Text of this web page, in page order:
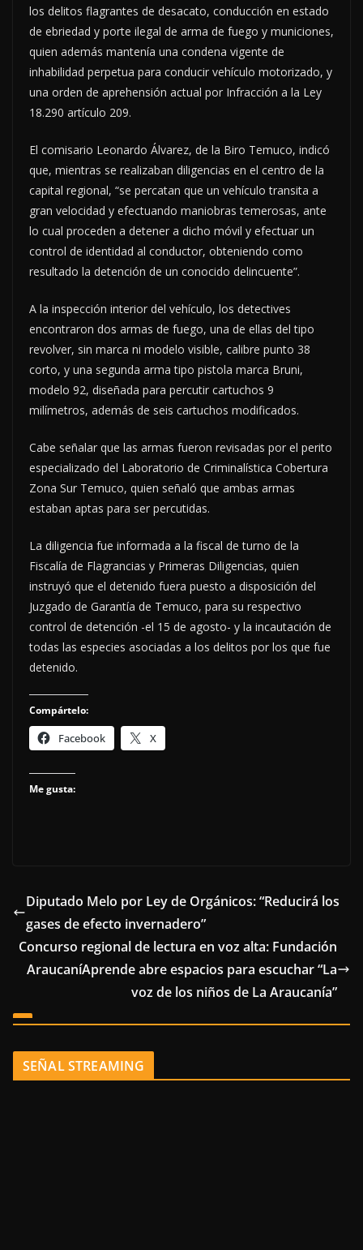
los delitos flagrantes de desacato, conducción en estado
de ebriedad y porte ilegal de arma de fuego y municiones,
quien además mantenía una condena vigente de
inhabilidad perpetua para conducir vehículo motorizado, y
una orden de aprehensión actual por Infracción a la Ley
18.290 artículo 209.
El comisario Leonardo Álvarez, de la Biro Temuco, indicó
que, mientras se realizaban diligencias en el centro de la
capital regional, “se percatan que un vehículo transita a
gran velocidad y efectuando maniobras temerosas, ante
lo cual proceden a detener a dicho móvil y efectuar un
control de identidad al conductor, obteniendo como
resultado la detención de un conocido delincuente”.
A la inspección interior del vehículo, los detectives
encontraron dos armas de fuego, una de ellas del tipo
revolver, sin marca ni modelo visible, calibre punto 38
corto, y una segunda arma tipo pistola marca Bruni,
modelo 92, diseñada para percutir cartuchos 9
milímetros, además de seis cartuchos modificados.
Cabe señalar que las armas fueron revisadas por el perito
especializado del Laboratorio de Criminalística Cobertura
Zona Sur Temuco, quien señaló que ambas armas
estaban aptas para ser percutidas.
La diligencia fue informada a la fiscal de turno de la
Fiscalía de Flagrancias y Primeras Diligencias, quien
instruyó que el detenido fuera puesto a disposición del
Juzgado de Garantía de Temuco, para su respectivo
control de detención -el 15 de agosto- y la incautación de
todas las especies asociadas a los delitos por los que fue
detenido.
Compártelo:
Facebook X
Me gusta:
Diputado Melo por Ley de Orgánicos: “Reducirá los
gases de efecto invernadero”
Concurso regional de lectura en voz alta: Fundación
AraucaníAprende abre espacios para escuchar “La
voz de los niños de La Araucanía”
SEÑAL STREAMING